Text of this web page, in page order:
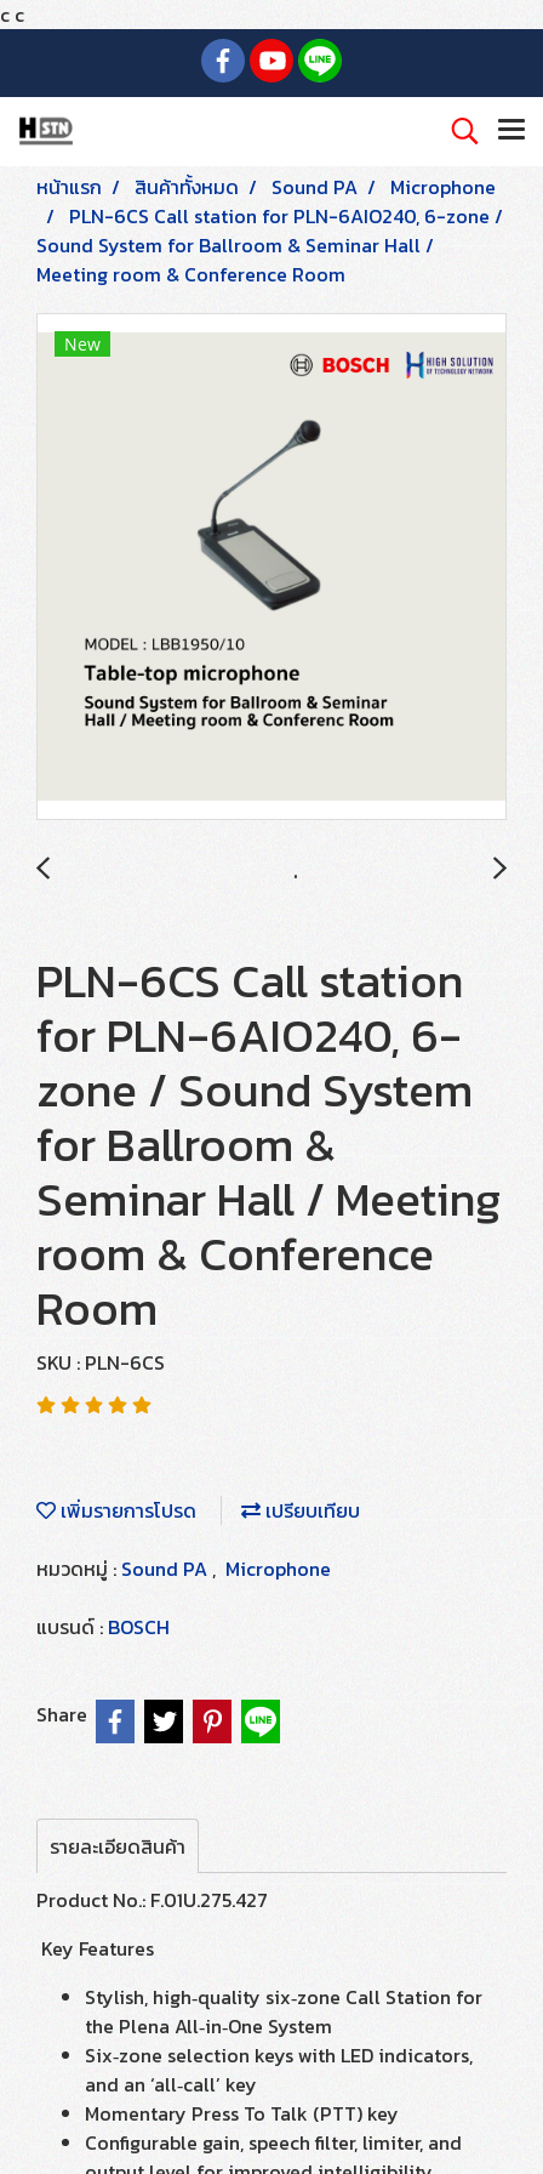
c c
หน้าแรก สินค้าทั้งหมด Sound PA
Microphone
PLN-6CS Call station for PLN-6AIO240, 6-zone /
Sound System for Ballroom & Seminar Hall /
Meeting room & Conference Room
New
PLN-6CS Call station
for PLN-6AIO240, 6-
zone / Sound System
for Ballroom &
Seminar Hall / Meeting
room & Conference
Room
SKU : PLN-6CS
เพิ่มรายการโปรด
เปรียบเทียบ
หมวดหมู่ : Sound PA , Microphone
แบรนด์ : BOSCH
Share
รายละเอียดสินค้า
Product No.: F.01U.275.427
Key Features
Stylish, high‑quality six‑zone Call Station for
the Plena All‑in‑One System
Six‑zone selection keys with LED indicators,
and an ‘all‑call’ key
Momentary Press To Talk (PTT) key
Configurable gain, speech filter, limiter, and